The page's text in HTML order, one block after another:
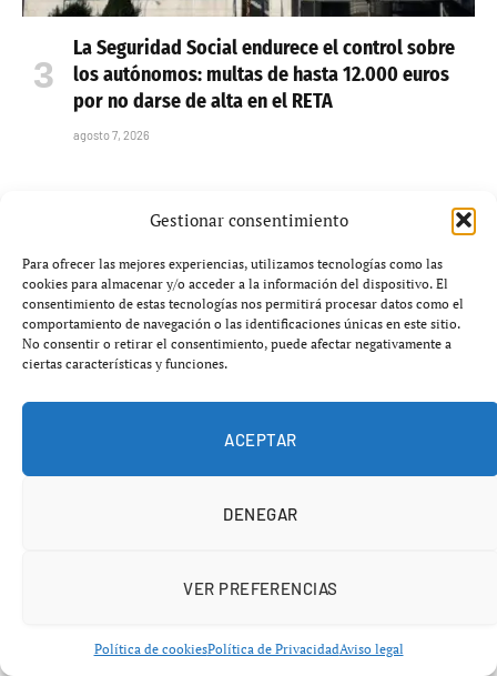
Gestionar consentimiento
Para ofrecer las mejores experiencias, utilizamos tecnologías como las
cookies para almacenar y/o acceder a la información del dispositivo. El
consentimiento de estas tecnologías nos permitirá procesar datos como el
comportamiento de navegación o las identificaciones únicas en este sitio.
No consentir o retirar el consentimiento, puede afectar negativamente a
ciertas características y funciones.
ACEPTAR
DENEGAR
VER PREFERENCIAS
Política de cookiesPolítica de PrivacidadAviso legal
La Seguridad Social endurece el control sobre
los autónomos: multas de hasta 12.000 euros
por no darse de alta en el RETA
agosto 7, 2026